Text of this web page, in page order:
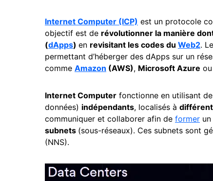
Internet Computer (ICP) est un protocole
objectif est de révolutionner la manière
(dApps) en revisitant les codes du Web2.
permettant d’héberger des dApps sur un
comme Amazon (AWS), Microsoft Azure ou
Internet Computer fonctionne en utilisant
données) indépendants, localisés à
communiquer et collaborer afin de former un
subnets (sous-réseaux). Ces subnets sont
(NNS).